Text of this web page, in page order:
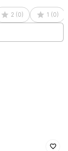
2 (0) 1 (0)